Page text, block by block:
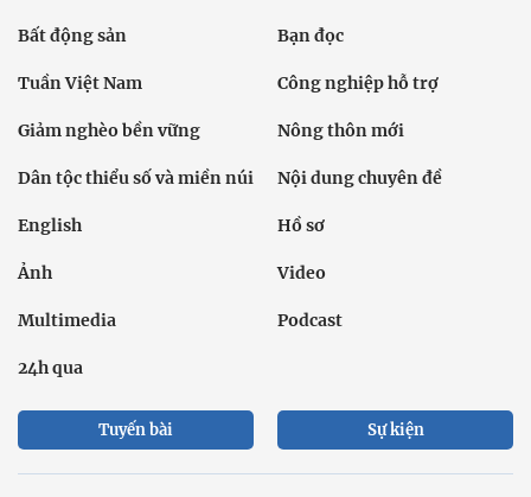
Bất động sản Bạn đọc
Tuần Việt Nam Công nghiệp hỗ trợ
Giảm nghèo bền vững Nông thôn mới
Dân tộc thiểu số và miền núi Nội dung chuyên đề
English Hồ sơ
Ảnh Video
Multimedia Podcast
24h qua
Tuyến bài Sự kiện